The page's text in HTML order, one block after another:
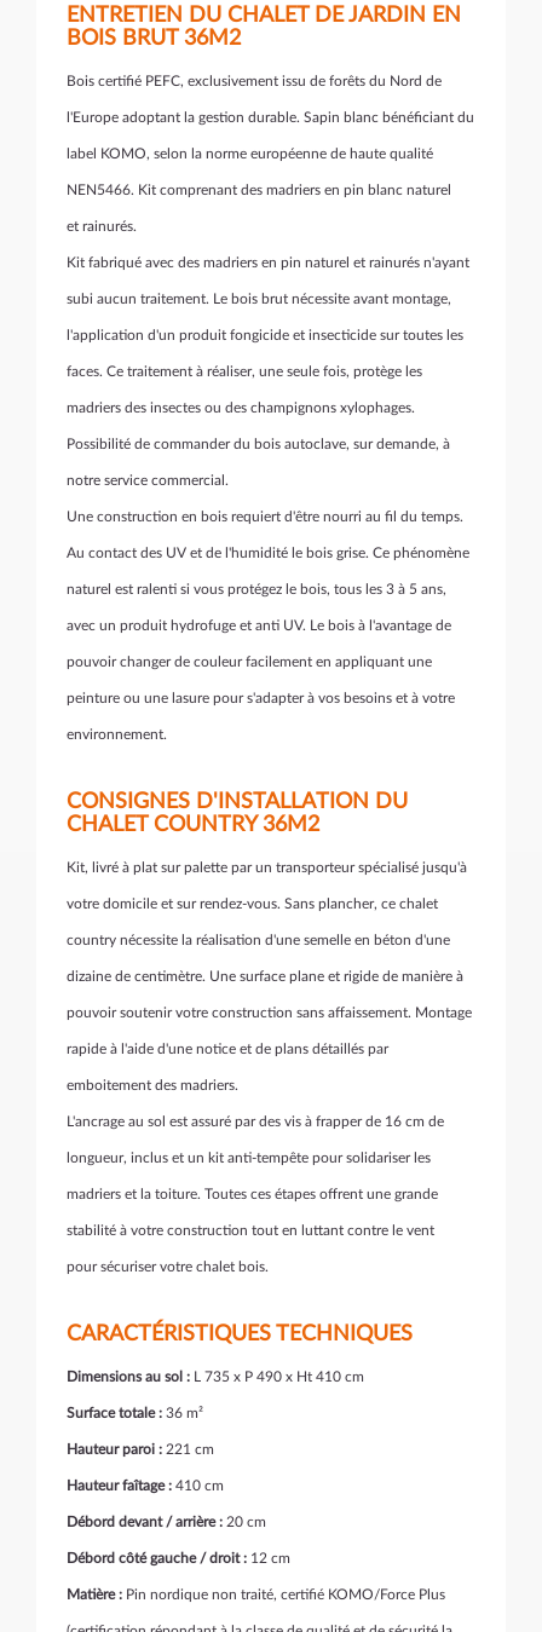
ENTRETIEN DU CHALET DE JARDIN EN
BOIS BRUT 36M2
Bois certifié PEFC, exclusivement issu de forêts du Nord de
l'Europe adoptant la gestion durable. Sapin blanc bénéficiant du
label KOMO, selon la norme européenne de haute qualité
NEN5466. Kit comprenant des madriers en pin blanc naturel
et rainurés.
Kit fabriqué avec des madriers en pin naturel et rainurés n'ayant
subi aucun traitement. Le bois brut nécessite avant montage,
l'application d'un produit fongicide et insecticide sur toutes les
faces. Ce traitement à réaliser, une seule fois, protège les
madriers des insectes ou des champignons xylophages.
Possibilité de commander du bois autoclave, sur demande, à
notre service commercial.
Une construction en bois requiert d'être nourri au fil du temps.
Au contact des UV et de l'humidité le bois grise. Ce phénomène
naturel est ralenti si vous protégez le bois, tous les 3 à 5 ans,
avec un produit hydrofuge et anti UV. Le bois à l'avantage de
pouvoir changer de couleur facilement en appliquant une
peinture ou une lasure pour s'adapter à vos besoins et à votre
environnement.
CONSIGNES D'INSTALLATION DU
CHALET COUNTRY 36M2
Kit, livré à plat sur palette par un transporteur spécialisé jusqu'à
votre domicile et sur rendez-vous. Sans plancher, ce chalet
country nécessite la réalisation d'une semelle en béton d'une
dizaine de centimètre. Une surface plane et rigide de manière à
pouvoir soutenir votre construction sans affaissement. Montage
rapide à l'aide d'une notice et de plans détaillés par
emboitement des madriers.
L'ancrage au sol est assuré par des vis à frapper de 16 cm de
longueur, inclus et un kit anti-tempête pour solidariser les
madriers et la toiture. Toutes ces étapes offrent une grande
stabilité à votre construction tout en luttant contre le vent
pour sécuriser votre chalet bois.
CARACTÉRISTIQUES TECHNIQUES
Dimensions au sol : L 735 x P 490 x Ht 410 cm
Surface totale : 36 m²
Hauteur paroi : 221 cm
Hauteur faîtage : 410 cm
Débord devant / arrière : 20 cm
Débord côté gauche / droit : 12 cm
Matière : Pin nordique non traité, certifié KOMO/Force Plus